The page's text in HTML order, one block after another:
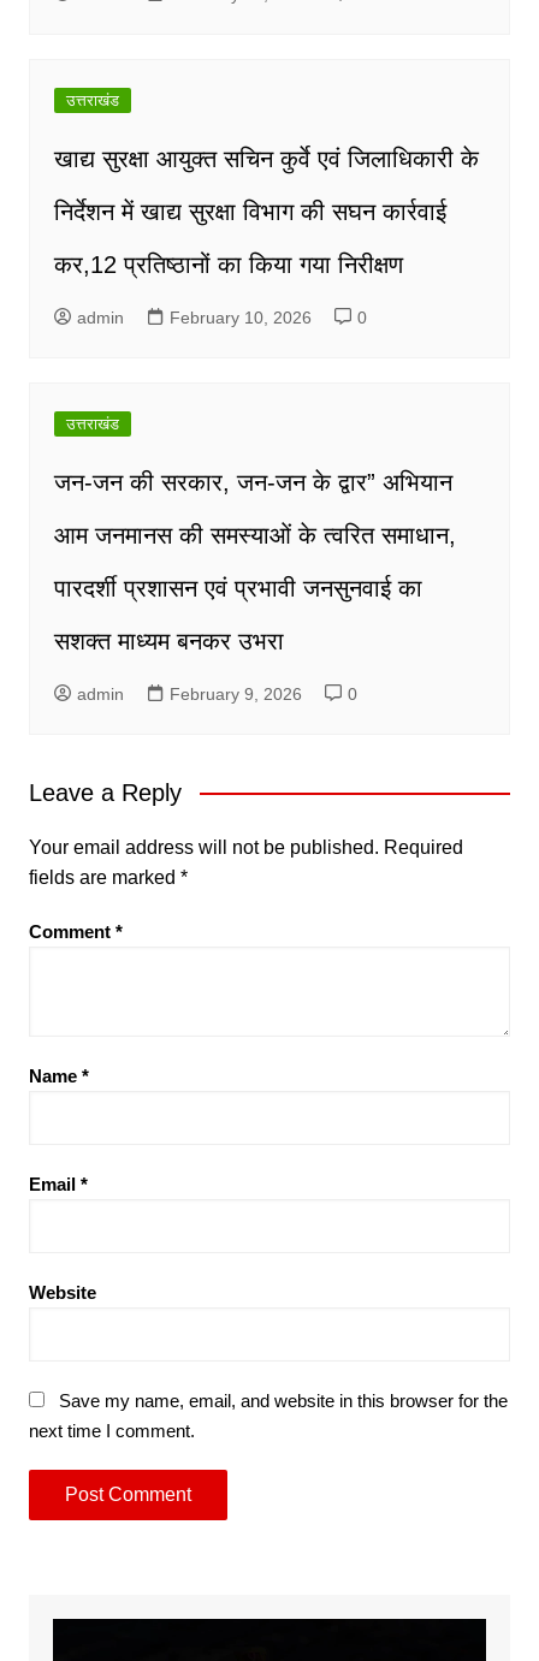
उत्तराखंड
खाद्य सुरक्षा आयुक्त सचिन कुर्वे एवं जिलाधिकारी के
निर्देशन में खाद्य सुरक्षा विभाग की सघन कार्रवाई
कर,12 प्रतिष्ठानों का किया गया निरीक्षण
admin February 10, 2026 0
उत्तराखंड
जन-जन की सरकार, जन-जन के द्वार” अभियान
आम जनमानस की समस्याओं के त्वरित समाधान,
पारदर्शी प्रशासन एवं प्रभावी जनसुनवाई का
सशक्त माध्यम बनकर उभरा
admin February 9, 2026 0
Leave a Reply
Your email address will not be published. Required
fields are marked *
Comment *
Name *
Email *
Website
Save my name, email, and website in this browser for the
next time I comment.